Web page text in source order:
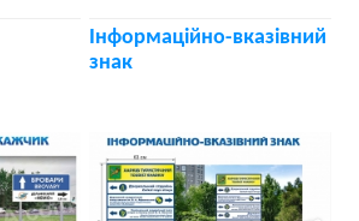
Інформаційно-вказівний
знак